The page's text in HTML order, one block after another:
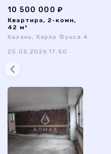
10 500 000 ₽
Квартира, 2-комн,
42 м²
Казань, Карла Фукса 4
25.05.2026 17:50